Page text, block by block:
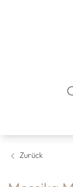
Zurück